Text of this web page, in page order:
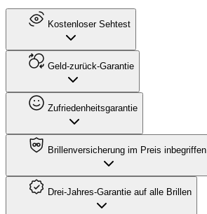
Kostenloser Sehtest
Geld-zurück-Garantie
Zufriedenheitsgarantie
Brillenversicherung im Preis inbegriffen
Drei-Jahres-Garantie auf alle Brillen